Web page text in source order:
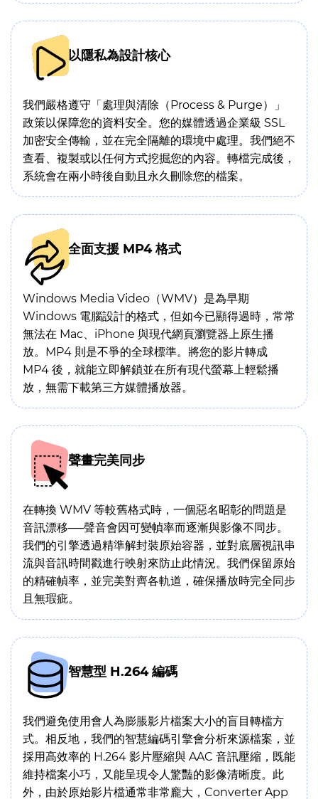
以隱私為設計核心
我們嚴格遵守「處理與清除（Process & Purge）」
政策以保障您的資料安全。您的媒體透過企業級 SSL
加密安全傳輸，並在完全隔離的環境中處理。我們絕不
查看、複製或以任何方式挖掘您的內容。轉檔完成後，
系統會在兩小時後自動且永久刪除您的檔案。
全面支援 MP4 格式
Windows Media Video（WMV）是為早期
Windows 電腦設計的格式，但如今已顯得過時，常常
無法在 Mac、iPhone 與現代網頁瀏覽器上原生播
放。MP4 則是不爭的全球標準。將您的影片轉成
MP4 後，就能立即解鎖並在所有現代螢幕上輕鬆播
放，無需下載第三方媒體播放器。
聲畫完美同步
在轉換 WMV 等較舊格式時，一個惡名昭彰的問題是
音訊漂移──聲音會因可變幀率而逐漸與影像不同步。
我們的引擎透過精準解封裝原始容器，並對底層視訊串
流與音訊時間戳進行映射來防止此情況。我們保留原始
的精確幀率，並完美對齊各軌道，確保播放時完全同步
且無瑕疵。
智慧型 H.264 編碼
我們避免使用會人為膨脹影片檔案大小的盲目轉檔方
式。相反地，我們的智慧編碼引擎會分析來源檔案，並
採用高效率的 H.264 影片壓縮與 AAC 音訊壓縮，既能
維持檔案小巧，又能呈現令人驚豔的影像清晰度。此
外，由於原始影片檔通常非常龐大，Converter App